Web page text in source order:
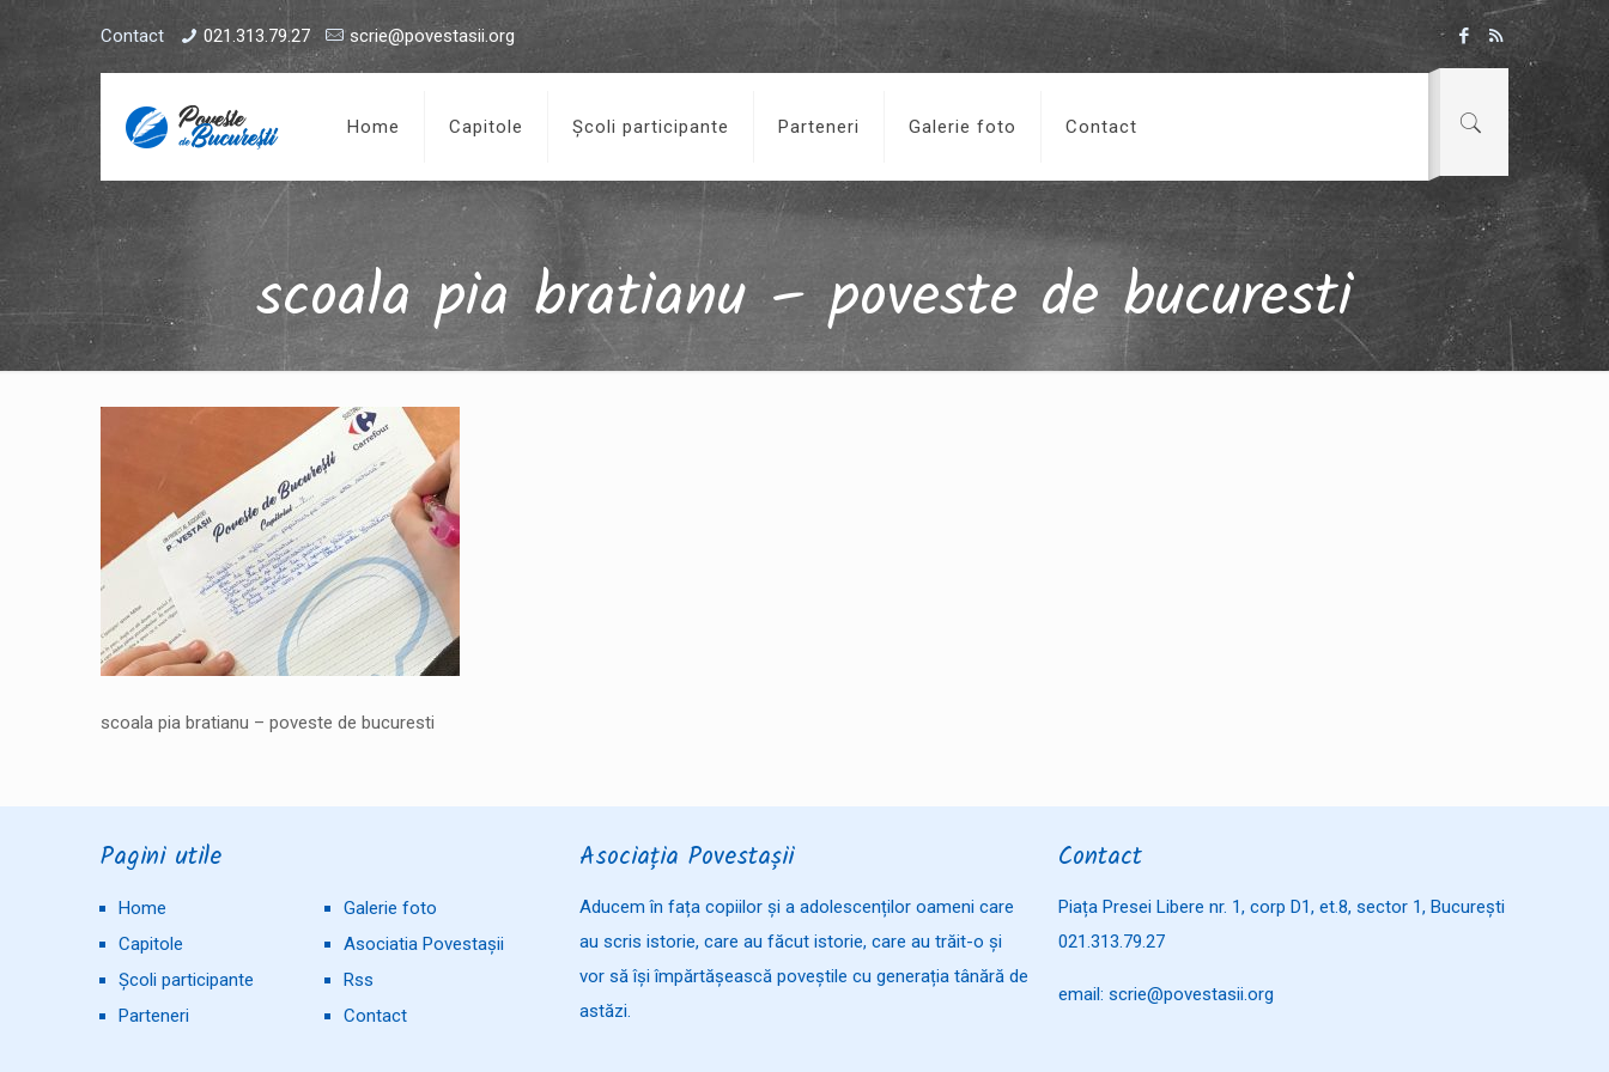
Contact 021.313.79.27 scrie@povestasii.org
Home Capitole Școli participante Parteneri Galerie foto Contact
scoala pia bratianu – poveste de bucuresti
scoala pia bratianu – poveste de bucuresti
Pagini utile
Home
Capitole
Școli participante
Parteneri
Galerie foto
Asociatia Povestașii
Rss
Contact
Asociația Povestașii
Aducem în fața copiilor și a adolescenților oameni care
au scris istorie, care au făcut istorie, care au trăit-o și
vor să își împărtășească poveștile cu generația tânără de
astăzi.
Contact
Piața Presei Libere nr. 1, corp D1, et.8, sector 1, București
021.313.79.27
email: scrie@povestasii.org